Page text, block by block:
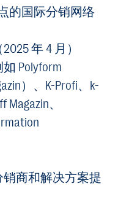
的国际分销网络
年 4 月）
Polyform
）、K-Profi、k-
、
商和解决方案提